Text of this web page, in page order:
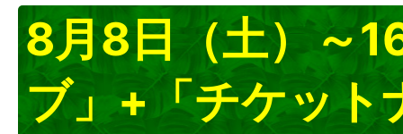
8月8日（土）～
ブ」+「チケット